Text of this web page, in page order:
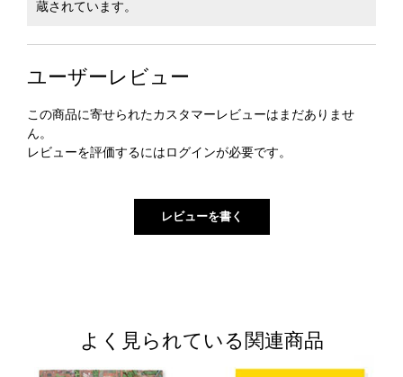
蔵されています。
ユーザーレビュー
この商品に寄せられたカスタマーレビューはまだありませ
ん。
レビューを評価するには ログインが必要です。
よく見られている関連商品